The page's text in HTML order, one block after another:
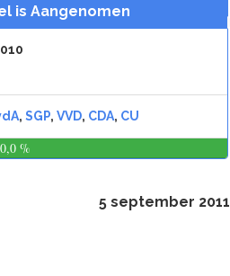
is Aangenomen
, SGP, VVD, CDA, CU
%
5 september 2011